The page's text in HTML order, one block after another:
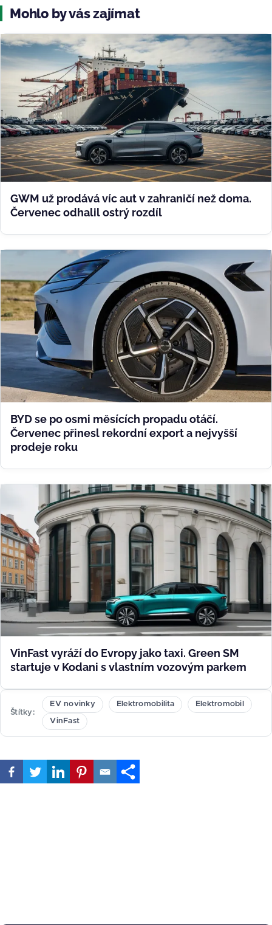
Mohlo by vás zajímat
GWM už prodává víc aut v zahraničí než doma.
Červenec odhalil ostrý rozdíl
BYD se po osmi měsících propadu otáčí.
Červenec přinesl rekordní export a nejvyšší
prodeje roku
VinFast vyráží do Evropy jako taxi. Green SM
startuje v Kodani s vlastním vozovým parkem
Štítky
EV novinky Elektromobilita Elektromobil
VinFast